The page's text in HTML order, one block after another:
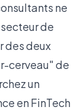
ne
de
des deux
cerveau" de
un
en FinTech